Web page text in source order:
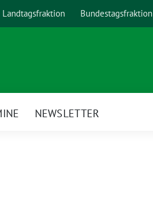
Landtagsfraktion Bundestagsfraktion
NEWSLETTER